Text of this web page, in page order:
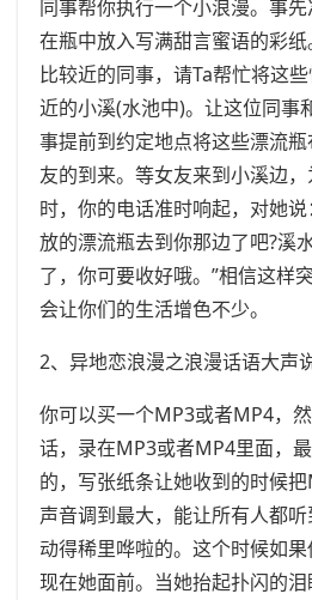
同事帮你执行一个小浪漫。事
在瓶中放入写满甜言蜜语的彩
比较近的同事，请Ta帮忙将这
近的小溪(水池中)。让这位同事
事提前到约定地点将这些漂流
友的到来。等女友来到小溪边
时，你的电话准时响起，对她说
放的漂流瓶去到你那边了吧?溪
了，你可要收好哦。”相信这样
会让你们的生活增色不少。
2、异地恋浪漫之浪漫话语大声
你可以买一个MP3或者MP4，
话，录在MP3或者MP4里面，
的，写张纸条让她收到的时候
声音调到最大，能让所有人都
动得稀里哗啦的。这个时候如
现在她面前。当她抬起扑闪的